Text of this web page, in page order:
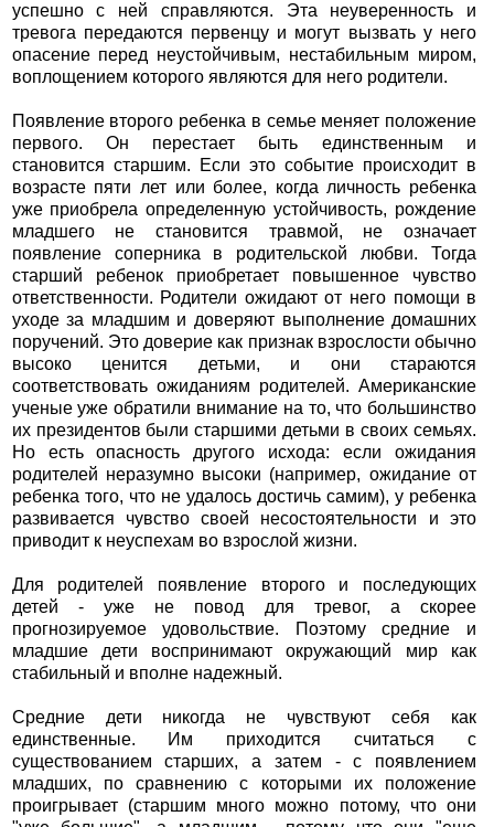
успешно с ней справляются. Эта неуверенность и
тревога передаются первенцу и могут вызвать у него
опасение перед неустойчивым, нестабильным миром,
воплощением которого являются для него родители.
Появление второго ребенка в семье меняет положение
первого. Он перестает быть единственным и
становится старшим. Если это событие происходит в
возрасте пяти лет или более, когда личность ребенка
уже приобрела определенную устойчивость, рождение
младшего не становится травмой, не означает
появление соперника в родительской любви. Тогда
старший ребенок приобретает повышенное чувство
ответственности. Родители ожидают от него помощи в
уходе за младшим и доверяют выполнение домашних
поручений. Это доверие как признак взрослости обычно
высоко ценится детьми, и они стараются
соответствовать ожиданиям родителей. Американские
ученые уже обратили внимание на то, что большинство
их президентов были старшими детьми в своих семьях.
Но есть опасность другого исхода: если ожидания
родителей неразумно высоки (например, ожидание от
ребенка того, что не удалось достичь самим), у ребенка
развивается чувство своей несостоятельности и это
приводит к неуспехам во взрослой жизни.
Для родителей появление второго и последующих
детей - уже не повод для тревог, а скорее
прогнозируемое удовольствие. Поэтому средние и
младшие дети воспринимают окружающий мир как
стабильный и вполне надежный.
Средние дети никогда не чувствуют себя как
единственные. Им приходится считаться с
существованием старших, а затем - с появлением
младших, по сравнению с которыми их положение
проигрывает (старшим много можно потому, что они